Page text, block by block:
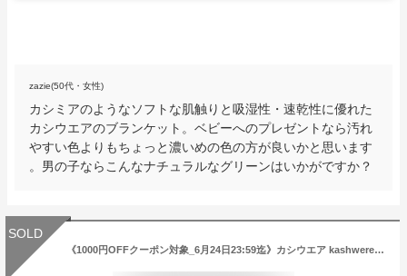
zazie(50代・女性)
カシミアのようなソフトな肌触りと吸湿性・速乾性に優れた
カシウエアのブランケット。ベビーへのプレゼントなら汚れ
やすい色よりもちょっと濃いめの色の方が良いかと思います
。男の子ならこんなナチュラルなグリーンはいかがですか？
SOLD
《1000円OFFクーポン対象_6月24日23:59迄》カシウエア kashwere メンズ・レディース ブランケット 無地 ひざ掛け ［ダークグレー/ホワイト/クリーム］ QB-32-01 | コンビニ受取 ブランド